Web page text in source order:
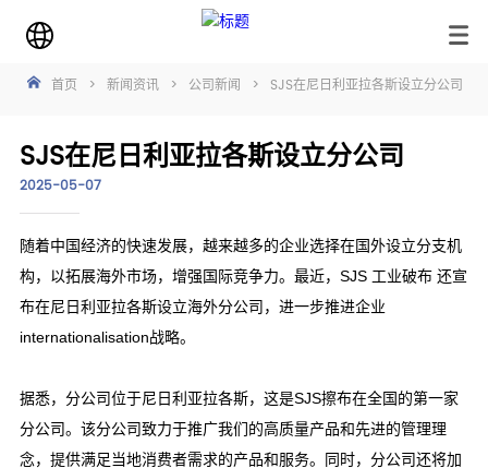
首页 > 新闻资讯 > 公司新闻 > SJS在尼日利亚拉各斯设立分公司
SJS在尼日利亚拉各斯设立分公司
2025-05-07